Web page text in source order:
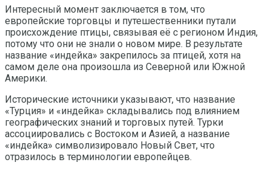
Интересный момент заключается в том, что
европейские торговцы и путешественники путали
происхождение птицы, связывая её с регионом Индия,
потому что они не знали о новом мире. В результате
название «индейка» закрепилось за птицей, хотя на
самом деле она произошла из Северной или Южной
Америки.
Исторические источники указывают, что название
«Турция» и «индейка» складывались под влиянием
географических знаний и торговых путей. Турки
ассоциировались с Востоком и Азией, а название
«индейка» символизировало Новый Свет, что
отразилось в терминологии европейцев.